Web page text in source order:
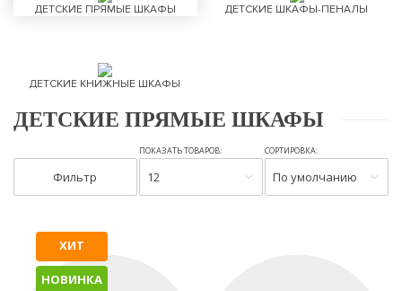
ДЕТСКИЕ ПРЯМЫЕ ШКАФЫ ДЕТСКИЕ ШКАФЫ-ПЕНАЛЫ
ДЕТСКИЕ КНИЖНЫЕ ШКАФЫ
ДЕТСКИЕ ПРЯМЫЕ ШКАФЫ
Фильтр
ПОКАЗАТЬ ТОВАРОВ:
12
СОРТИРОВКА:
По умолчанию
ХИТ
НОВИНКА